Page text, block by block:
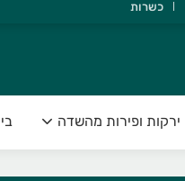
כשרות
ירקות ופירות מהשדה